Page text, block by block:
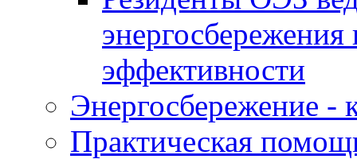
эффективности
Энергосбережение -
Практическая